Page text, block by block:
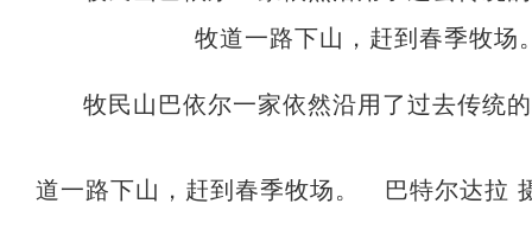
牧民山巴依尔一家依然沿用了过去传统
道一路下山，赶到春季牧场。 巴特尔达拉